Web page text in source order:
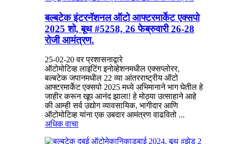
बल्बटेक इंटरनॅशनल ऑटो आफ्टरमार्केट एक्सपो
2025 शो, बूथ #5258, 26 फेब्रुवारी 26-28
रोजी आमंत्रण.
25-02-20 वर प्रशासनाद्वारे
ऑटोमोटिव्ह लाइटिंग इनोव्हेशनमधील एक्सप्लोरर,
बल्बटेक जपानमधील 22 व्या आंतरराष्ट्रीय ऑटो
आफ्टरमार्केट एक्सपो 2025 मध्ये अभिमानाने भाग घेतील हे
जाहीर करून खूप आनंद झाला! हे मोठ्या उत्साहाने आहे
की आम्ही सर्व उद्योग व्यावसायिक, भागीदार आणि
ऑटोमोटिव्ह यांना एक उबदार आमंत्रण वाढवितो ...
अधिक वाचा